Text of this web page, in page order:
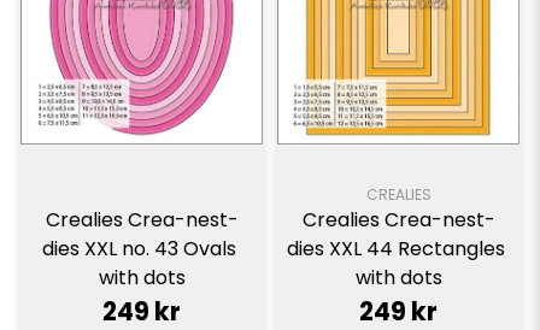
Crealies Crea-nest-
dies XXL no. 43 Ovals
with dots
249 kr
CREALIES
Crealies Crea-nest-
dies XXL 44 Rectangles
with dots
249 kr